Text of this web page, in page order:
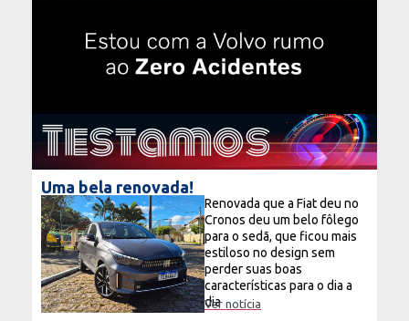
Testamos
Uma bela renovada!
Renovada que a Fiat deu no
Cronos deu um belo fôlego
para o sedã, que ficou mais
estiloso no design sem
perder suas boas
características para o dia a
dia
Ver notícia